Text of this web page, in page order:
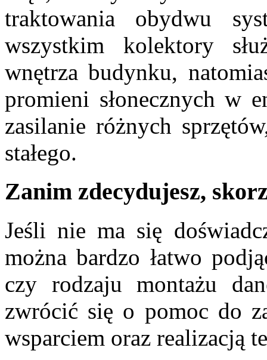
traktowania obydwu
wszystkim kolektory
wnętrza budynku,
promieni słonecznych w
zasilanie różnych
stałego.
Zanim zdecydujesz,
Jeśli nie ma się
można bardzo łatwo
czy rodzaju montażu
zwrócić się o pomoc do
wsparciem oraz realizacją